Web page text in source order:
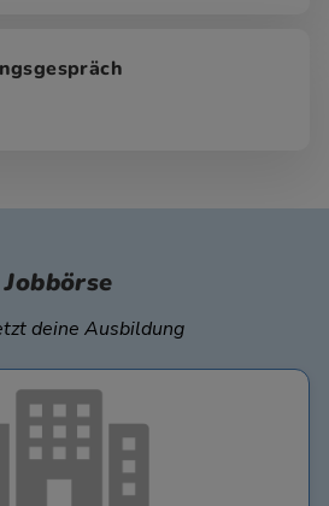
Jobbörse
deine Ausbildung